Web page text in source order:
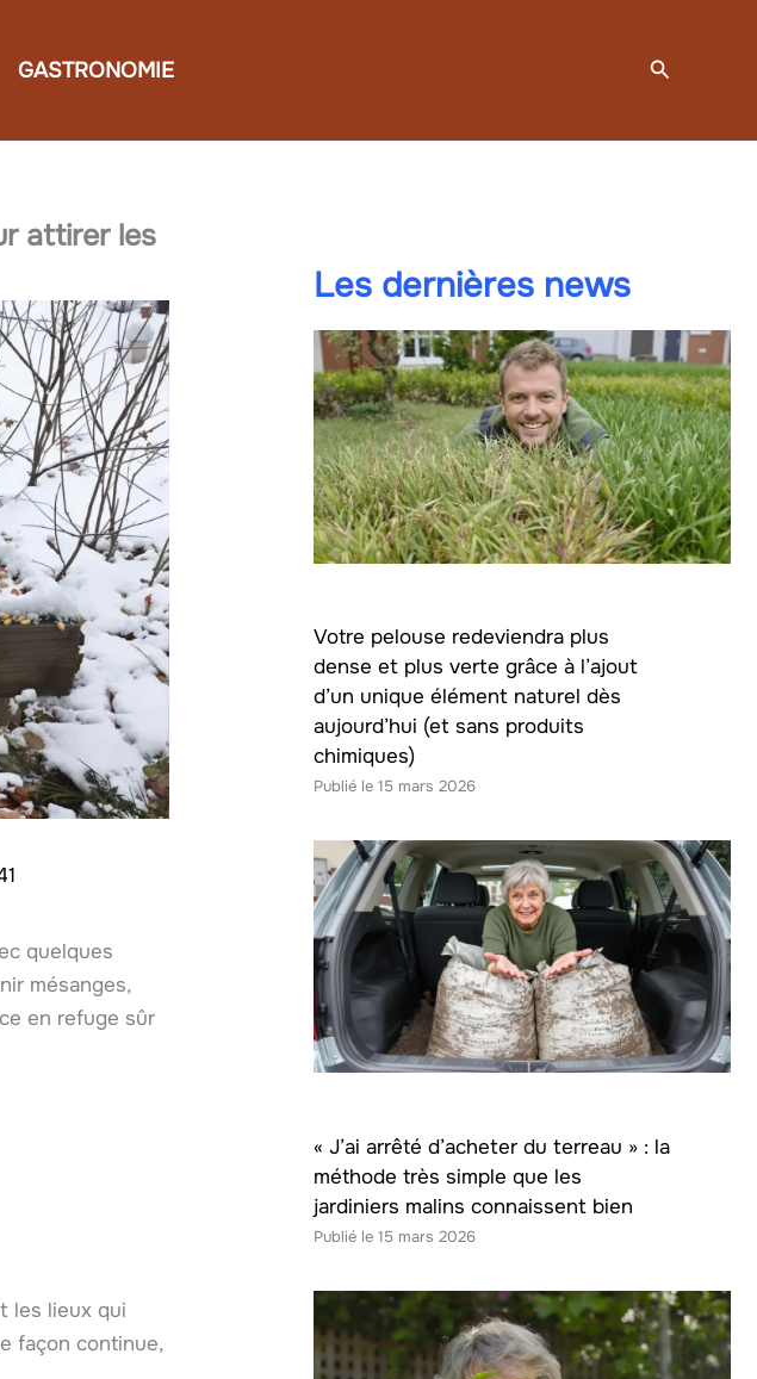
GASTRONOMIE
attirer les
quelques
mésanges,
en refuge sûr
les lieux qui
façon continue,
Les dernières news
Votre pelouse redeviendra plus
dense et plus verte grâce à l’ajout
d’un unique élément naturel dès
aujourd’hui (et sans produits
chimiques)
15 mars 2026
« J’ai arrêté d’acheter du terreau » : la
méthode très simple que les
jardiniers malins connaissent bien
15 mars 2026